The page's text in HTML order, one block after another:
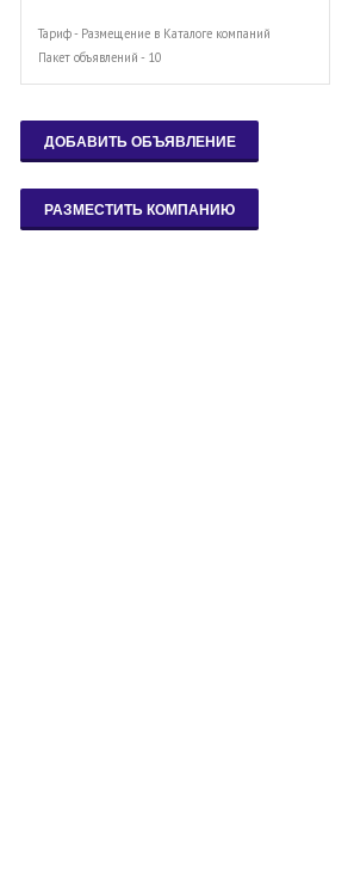
Тариф - Размещение в Каталоге компаний
Пакет объявлений - 10